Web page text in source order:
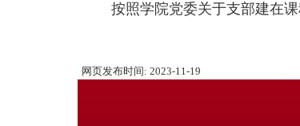
按照学院党委关于支部建在
网页发布时间: 2023-11-19